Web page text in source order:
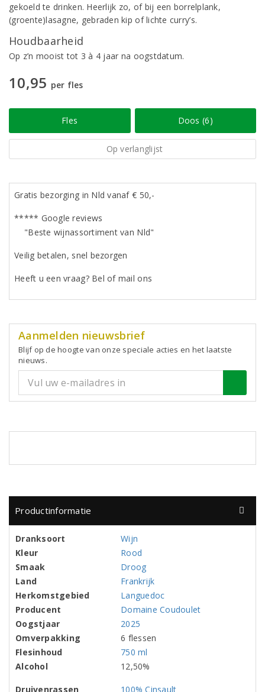
gekoeld te drinken. Heerlijk zo, of bij een borrelplank,
(groente)lasagne, gebraden kip of lichte curry’s.
Houdbaarheid
Op z’n mooist tot 3 à 4 jaar na oogstdatum.
10,95 per fles
Fles Doos (6)
Op verlanglijst
Gratis bezorging in Nld vanaf € 50,-
***** Google reviews
"Beste wijnassortiment van Nld"
Veilig betalen, snel bezorgen
Heeft u een vraag? Bel of mail ons
Aanmelden nieuwsbrief
Blijf op de hoogte van onze speciale acties en het laatste
nieuws.
Productinformatie
Dranksoort
Wijn
Kleur
Rood
Smaak
Droog
Land
Frankrijk
Herkomstgebied
Languedoc
Producent
Domaine Coudoulet
Oogstjaar
2025
Omverpakking
6 flessen
Flesinhoud
750 ml
Alcohol
12,50%
Druivenrassen 100% Cinsault